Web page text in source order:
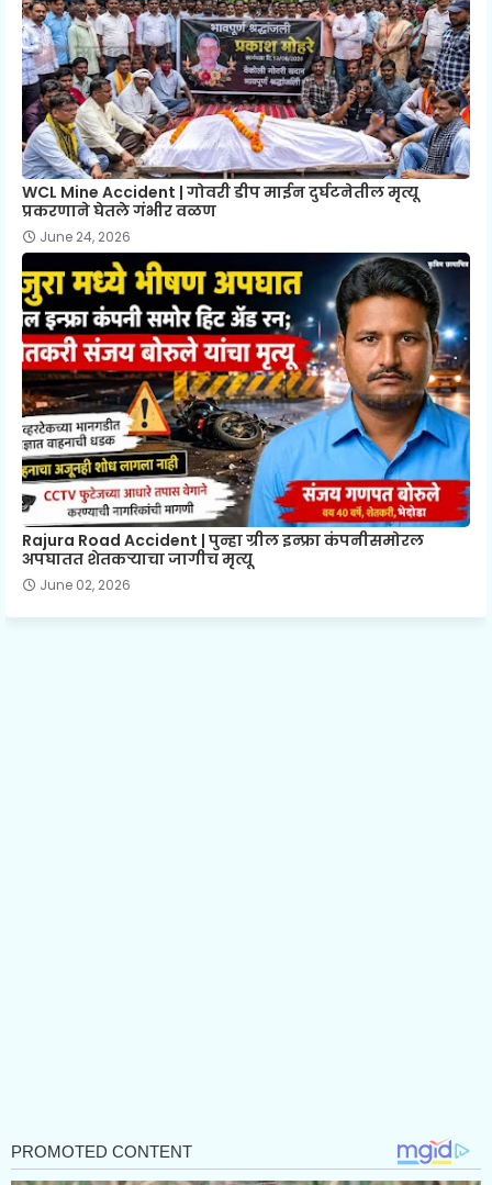
WCL Mine Accident | गोवरी डीप माईन दुर्घटनेतील मृत्यू
प्रकरणाने घेतले गंभीर वळण
June 24, 2026
Rajura Road Accident | पुन्हा ग्रील इन्फ्रा कंपनीसमोरल
अपघातत शेतकऱ्याचा जागीच मृत्यू
June 02, 2026